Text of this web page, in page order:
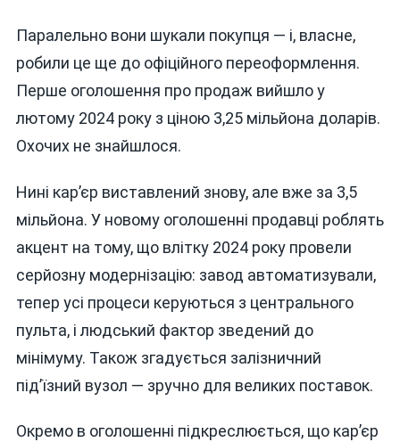
Паралельно вони шукали покупця — і, власне,
робили це ще до офіційного переоформлення.
Перше оголошення про продаж вийшло у
лютому 2024 року з ціною 3,25 мільйона доларів.
Охочих не знайшлося.
Нині кар’єр виставлений знову, але вже за 3,5
мільйона. У новому оголошенні продавці роблять
акцент на тому, що влітку 2024 року провели
серйозну модернізацію: завод автоматизували,
тепер усі процеси керуються з центрального
пульта, і людський фактор зведений до
мінімуму. Також згадується залізничний
під’їзний вузол — зручно для великих поставок.
Окремо в оголошенні підкреслюється, що кар’єр